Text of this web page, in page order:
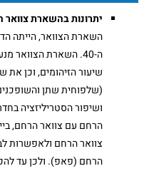
יתרונות בהשארת צוואר
השארת הצוואר, הייתה
ה-40. השארת הצוואר
שיעור הזיהומים, וכן את
(שלפוחית שתן
ושיפור הסטריליזציה
הרחם עם צוואר הרחם,
צוואר הרחם ולאפשרות
הרחם (פאפ). ולכן עד